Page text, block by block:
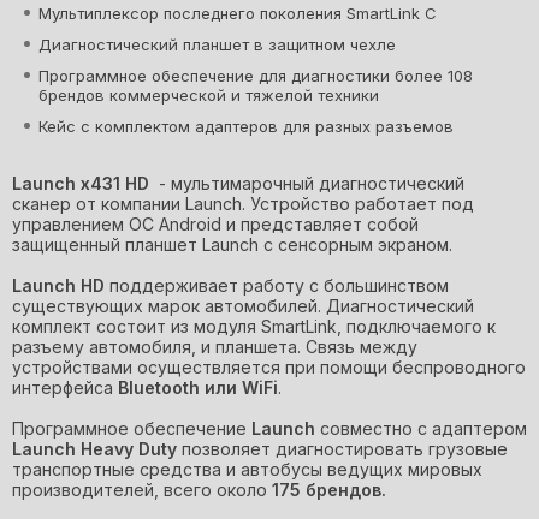
Диагностические разъемы: DAF 16 pin, Hyundai 16
pin, IVECO 30 pin, MAN 12 pin, MAN 37 pin, Mitsubishi-
Hyandai 12+16 pin, OBD-6 pin, OBD-9 pin, Renault 12
pin, SCANIA 16 pin, VOLVO 8 pin, Mercedes Benz 14 pin
и др. (комплект может изменяться в зависимости от
поставки)
Мультиплексор последнего поколения SmartLink C
Диагностический планшет в защитном чехле
Программное обеспечение для диагностики более 108
брендов коммерческой и тяжелой техники
Кейс с комплектом адаптеров для разных разъемов
Launch x431 HD - мультимарочный диагностический
сканер от компании Launch. Устройство работает под
управлением ОС Android и представляет собой
защищенный планшет Launch с сенсорным экраном.
Launch HD поддерживает работу с большинством
существующих марок автомобилей. Диагностический
комплект состоит из модуля SmartLink , подключаемого к
разъему автомобиля, и планшета. Связь между
устройствами осуществляется при помощи беспроводного
интерфейса Bluetooth или WiFi.
Программное обеспечение Launch совместно с адаптером
Launch Heavy Duty позволяет диагностировать грузовые
транспортные средства и автобусы ведущих мировых
производителей, всего около 175 брендов.